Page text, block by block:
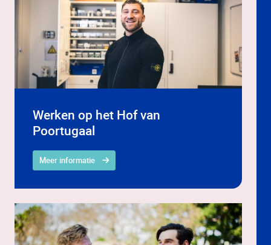
Werken op het Hof van
Poortugaal
Meer informatie